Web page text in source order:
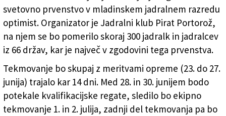
svetovno prvenstvo v jadralnem razredu optimist
(MATIJA KNEZ/JADRALNI KLUB PIRAT)
svetovno prvenstvo v mladinskem jadralnem razredu
optimist. Organizator je Jadralni klub Pirat Portorož,
na njem se bo pomerilo skoraj 300 jadralk in jadralcev
iz 66 držav, kar je največ v zgodovini tega prvenstva.
Tekmovanje bo skupaj z meritvami opreme (23. do 27.
junija) trajalo kar 14 dni. Med 28. in 30. junijem bodo
potekale kvalifikacijske regate, sledilo bo ekipno
tekmovanje 1. in 2. julija, zadnji del tekmovanja pa bo